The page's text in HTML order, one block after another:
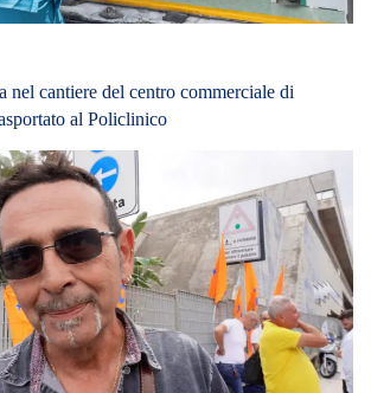
nel cantiere del centro commerciale di
al Policlinico